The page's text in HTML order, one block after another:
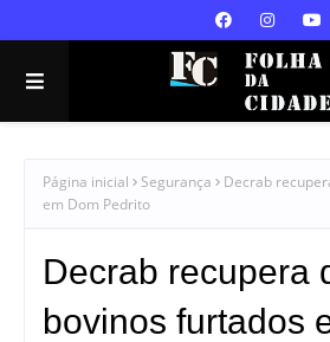
Página inicial Segurança
Decrab
em Dom Pedrito
Decrab recupera
bovinos furtados